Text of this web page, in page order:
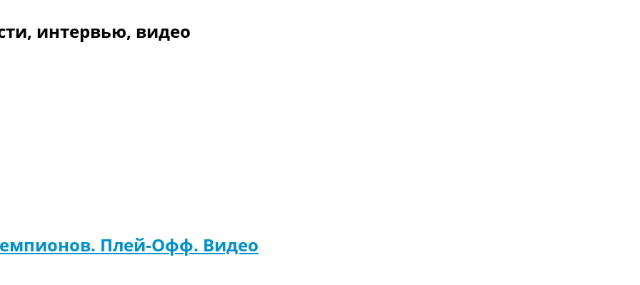
интервью, видео
Плей-Офф. Видео